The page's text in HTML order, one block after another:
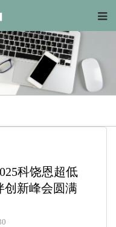
科饶恩超低
创新峰会圆满